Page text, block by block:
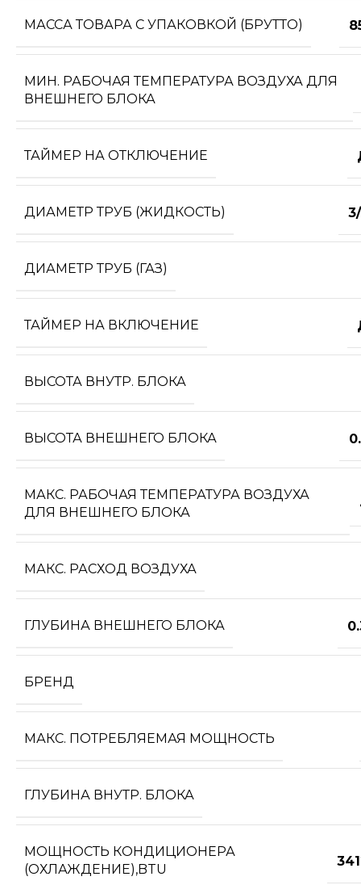
МАССА ТОВАРА С УПАКОВКОЙ (БРУТТО)
МИН. РАБОЧАЯ ТЕМПЕРАТУРА ВОЗДУХА ДЛЯ
ВНЕШНЕГО БЛОКА
ТАЙМЕР НА ОТКЛЮЧЕНИЕ
ДИАМЕТР ТРУБ (ЖИДКОСТЬ)
ДИАМЕТР ТРУБ (ГАЗ)
ТАЙМЕР НА ВКЛЮЧЕНИЕ
ВЫСОТА ВНУТР. БЛОКА
ВЫСОТА ВНЕШНЕГО БЛОКА
МАКС. РАБОЧАЯ ТЕМПЕРАТУРА ВОЗДУХА
ДЛЯ ВНЕШНЕГО БЛОКА
МАКС. РАСХОД ВОЗДУХА
ГЛУБИНА ВНЕШНЕГО БЛОКА
БРЕНД
МАКС. ПОТРЕБЛЯЕМАЯ МОЩНОСТЬ
ГЛУБИНА ВНУТР. БЛОКА
МОЩНОСТЬ КОНДИЦИОНЕРА
(ОХЛАЖДЕНИЕ),BTU